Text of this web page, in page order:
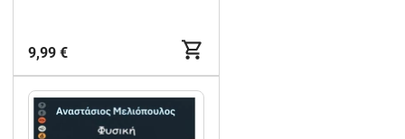
9,99 €